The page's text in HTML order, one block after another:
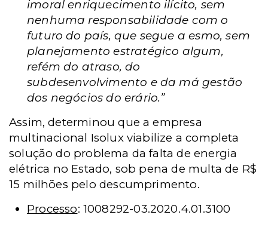
imoral enriquecimento ilícito, sem
nenhuma responsabilidade com o
futuro do país, que segue a esmo, sem
planejamento estratégico algum,
refém do atraso, do
subdesenvolvimento e da má gestão
dos negócios do erário.”
Assim, determinou que a empresa
multinacional Isolux viabilize a completa
solução do problema da falta de energia
elétrica no Estado, sob pena de multa de R$
15 milhões pelo descumprimento.
Processo: 1008292-03.2020.4.01.3100